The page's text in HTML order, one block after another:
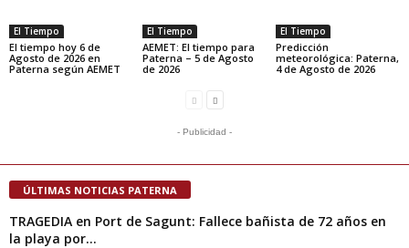
El Tiempo
El tiempo hoy 6 de
Agosto de 2026 en
Paterna según AEMET
El Tiempo
AEMET: El tiempo para
Paterna – 5 de Agosto
de 2026
El Tiempo
Predicción
meteorológica: Paterna,
4 de Agosto de 2026
- Publicidad -
ÚLTIMAS NOTICIAS PATERNA
TRAGEDIA en Port de Sagunt: Fallece bañista de 72 años en
la playa por...